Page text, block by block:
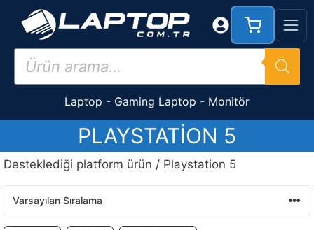
İçeriğe
Products
search
Laptop - Gaming Laptop - Monitör
PLAYSTATION 5
Desteklediği platform ürün / Playstation 5